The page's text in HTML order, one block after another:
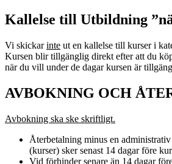
Kallelse till Utbildning
Vi skickarinte ut en kallelse till kurser i
Kursen blir tillgänglig direkt efter att du
när du vill under de dagar kursen är
AVBOKNING OCH
Avbokning ska ske skriftligt.
Återbetalning minus en
(kurser) sker senast 14 dagar före
Vid förhindersenare än 14 dagar